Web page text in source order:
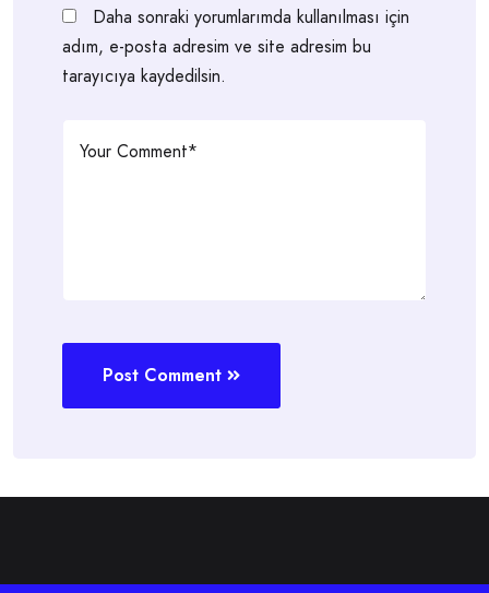
Daha sonraki yorumlarımda kullanılması için
adım, e-posta adresim ve site adresim bu
tarayıcıya kaydedilsin.
Post Comment